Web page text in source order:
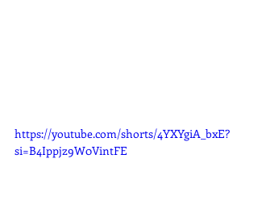
https://youtube.com/shorts/4YXYgiA_bxE?
si=B4Ippjz9W0VintFE